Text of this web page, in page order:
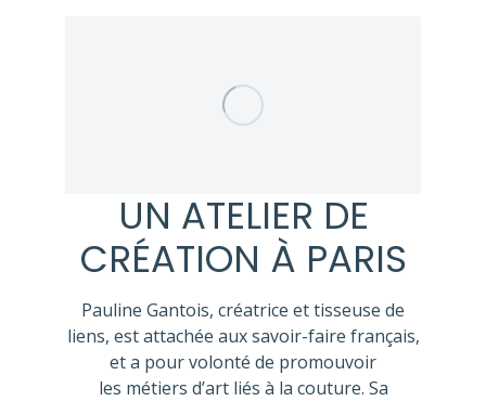
UN ATELIER DE
CRÉATION À PARIS
Pauline Gantois, créatrice et tisseuse de
liens, est attachée aux savoir-faire français,
et a pour volonté de promouvoir
les métiers d’art liés à la couture. Sa